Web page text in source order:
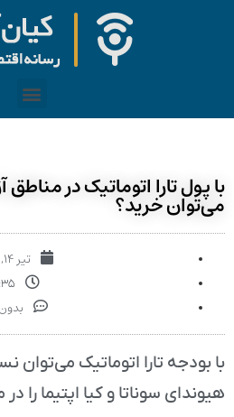
اتوماتیک در مناطق آزاد
خرید؟
بدون نظر
تارا اتوماتیک می‌توان نسخه‌های
سوناتا و کیا اپتیما را در مناطق